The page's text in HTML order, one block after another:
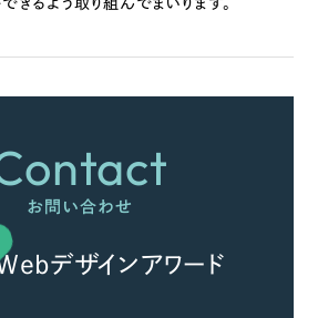
クルーティング／採用業務代行
ャリア 人材紹介サービス
のスカウト型ハイクラス人材紹介（岐阜・愛知）
ンDX支援
件ごとの営業利益をリアルタイムに可視化
クセシビリティ方針
きるよう取り組んでまいります。
お問い合わせ
デザインアワード